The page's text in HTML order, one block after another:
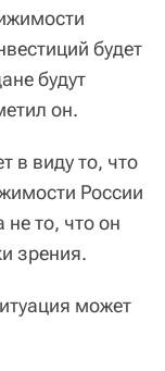
будет
будут
он.
в виду то, что
России
то, что он
зрения.
может